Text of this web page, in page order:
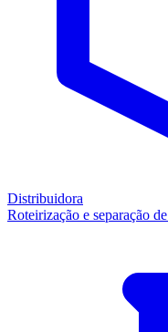
Distribuidora
Roteirização e separação